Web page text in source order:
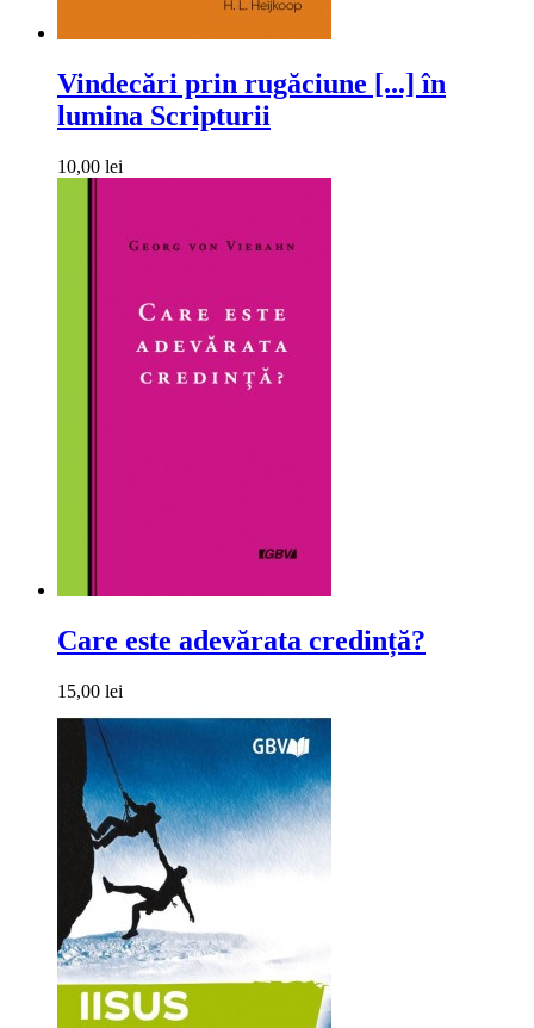
Vindecări prin rugăciune [...] în
lumina Scripturii
10,00 lei
Care este adevărata credință?
15,00 lei